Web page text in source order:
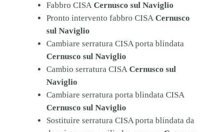
Fabbro CISACernusco sul Naviglio
Pronto intervento fabbro CISACernusco
sul Naviglio
Cambiare serratura CISA porta blindata
Cernusco sul Naviglio
Cambio serratura CISACernusco sul
Naviglio
Cambiare serratura porta blindata CISA
Cernusco sul Naviglio
Sostituire serratura CISA porta blindata da